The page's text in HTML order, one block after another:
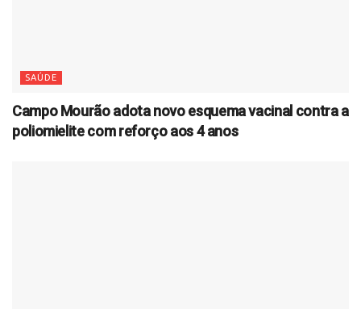
SAÚDE
Campo Mourão adota novo esquema vacinal contra a
poliomielite com reforço aos 4 anos